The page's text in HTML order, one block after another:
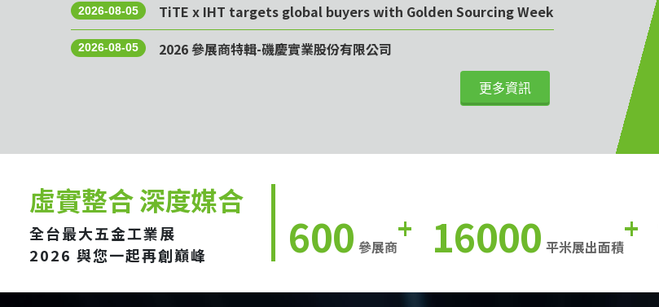
2026-08-05 TiTE x IHT targets global buyers with Golden Sourcing Week
2026-08-05 2026 參展商特輯-磯慶實業股份有限公司
更多資訊
虛實整合 深度媒合
全台最大五金工業展
2026 與您一起再創巔峰
600 參展商+ 16000 平米展出面積+